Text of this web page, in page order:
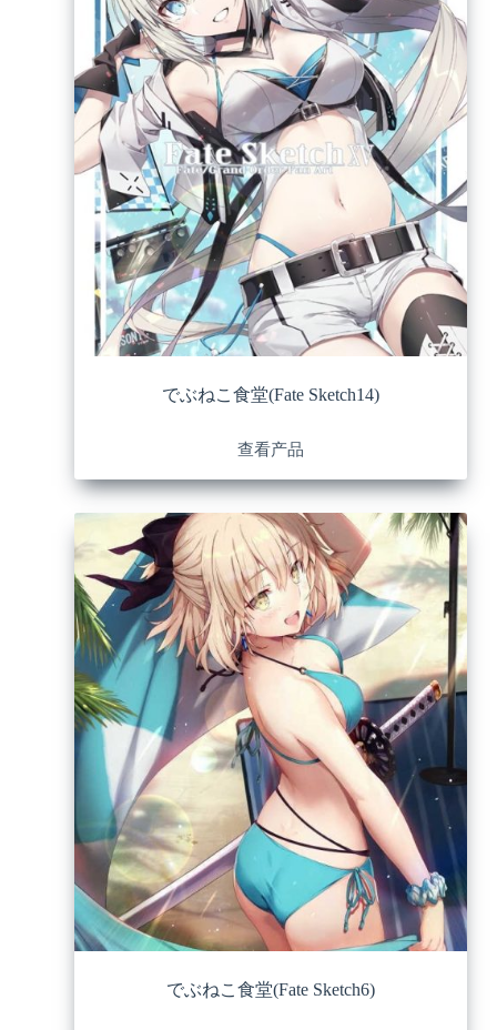
でぶねこ食堂(Fate Sketch14)
查看产品
でぶねこ食堂(Fate Sketch6)